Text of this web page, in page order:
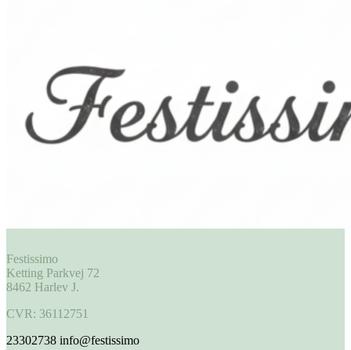
Festissimo
Ketting Parkvej 72
8462 Harlev J.
CVR: 36112751
23302738 info@festissimo